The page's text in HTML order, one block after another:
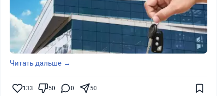
Читать дальше →
133 50 0 50